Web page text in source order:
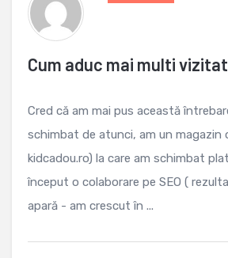
Cum aduc mai multi
Cred că am mai pus această
schimbat de atunci, am un magazin
kidcadou.ro) la care am schimbat
început o colaborare pe SEO (
apară - am crescut în ...